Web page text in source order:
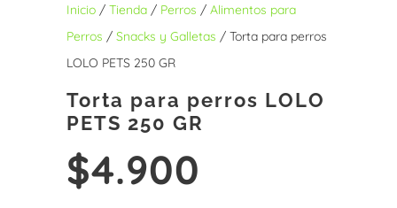
Inicio/ Tienda/ Perros / Alimentos para
Perros / Snacks y Galletas / Torta para perros
LOLO PETS 250 GR
Torta para perros LOLO
PETS 250 GR
$4.900